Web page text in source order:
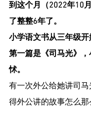
到这个月（2022年10
了整整6年了。
小学语文书从三年级开
第一篇是《司马光》
怵。
有一次外公给她讲司
得外公讲的故事怎么